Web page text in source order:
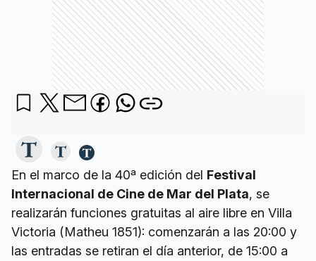
En el marco de la 40ª edición del Festival
Internacional de Cine de Mar del Plata, se
realizarán funciones gratuitas al aire libre en Villa
Victoria (Matheu 1851): comenzarán a las 20:00 y
las entradas se retiran el día anterior, de 15:00 a